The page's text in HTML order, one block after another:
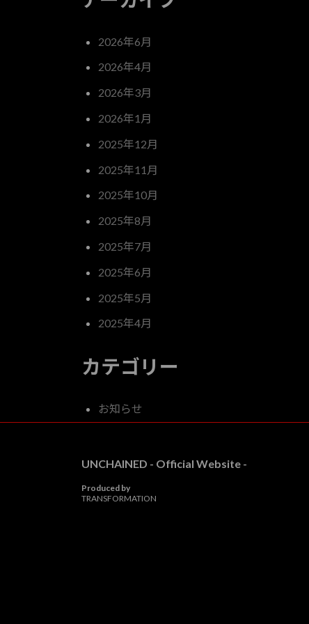
2026年6月
2026年4月
2026年3月
2026年1月
2025年12月
2025年11月
2025年10月
2025年8月
2025年7月
2025年6月
2025年5月
2025年4月
カテゴリー
お知らせ
UNCHAINED - Official Website -
Produced by
TRANSFORMATION